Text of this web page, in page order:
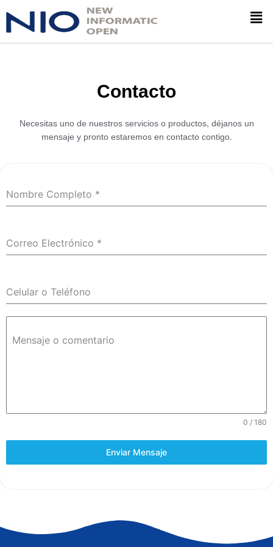
content
Contacto
Necesitas uno de nuestros servicios o productos, déjanos un
mensaje y pronto estaremos en contacto contigo.
Nombre Completo *
Correo Electrónico *
Celular o Teléfono
Mensaje o comentario
0 / 180
Enviar Mensaje